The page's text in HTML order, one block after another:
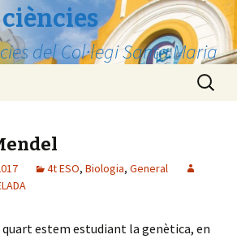
ciències
del Col·legi Santa Maria
Cerca:
4t ESO, Biologia, General
quart estem estudiant la genètica, en